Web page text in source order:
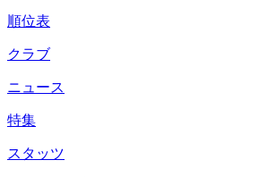
順位表
クラブ
ニュース
特集
スタッツ